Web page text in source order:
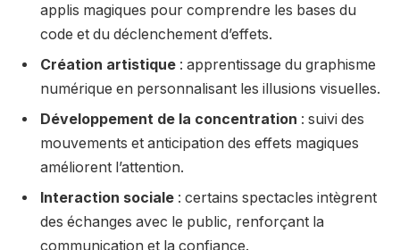
applis magiques pour comprendre les bases du
code et du déclenchement d’effets.
Création artistique : apprentissage du graphisme
numérique en personnalisant les illusions visuelles.
Développement de la concentration : suivi des
mouvements et anticipation des effets magiques
améliorent l’attention.
Interaction sociale : certains spectacles intègrent
des échanges avec le public, renforçant la
communication et la confiance.